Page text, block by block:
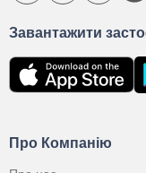
Про Компанію
Завантажити